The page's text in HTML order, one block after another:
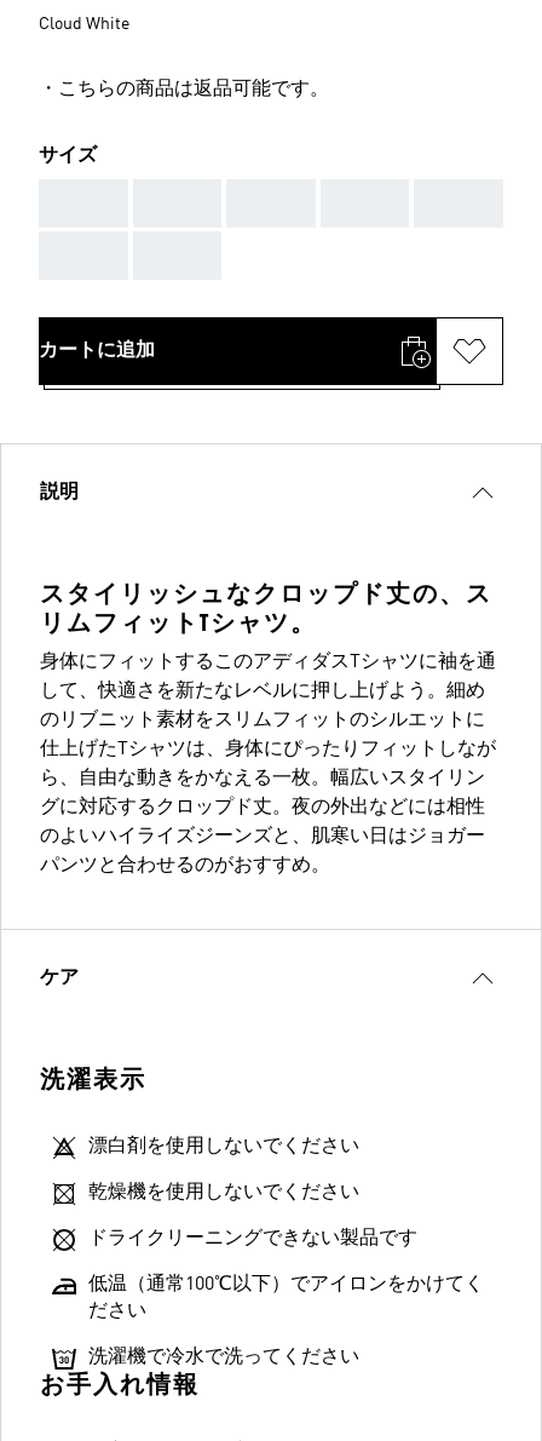
Cloud White
・こちらの商品は返品可能です。
サイズ
カートに追加
説明
スタイリッシュなクロップド丈の、ス
リムフィットTシャツ。
身体にフィットするこのアディダスTシャツに袖を通
して、快適さを新たなレベルに押し上げよう。細め
のリブニット素材をスリムフィットのシルエットに
仕上げたTシャツは、身体にぴったりフィットしなが
ら、自由な動きをかなえる一枚。幅広いスタイリン
グに対応するクロップド丈。夜の外出などには相性
のよいハイライズジーンズと、肌寒い日はジョガー
パンツと合わせるのがおすすめ。
ケア
洗濯表示
漂白剤を使用しないでください
乾燥機を使用しないでください
ドライクリーニングできない製品です
低温（通常100℃以下）でアイロンをかけてく
ださい
洗濯機で冷水で洗ってください
お手入れ情報